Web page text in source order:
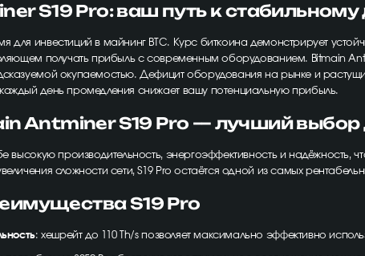
S19 Pro: ваш путь к стабильному
инвестиций в майнинг BTC. Курс биткоина демонстрирует
получать прибыль с современным оборудованием. Bitmain
окупаемостью. Дефицит оборудования на рынке и
день промедления снижает вашу потенциальную прибыль.
Antminer S19 Pro — лучший
высокую производительность, энергоэффективность и надёжность,
сложности сети, S19 Pro остаётся одной из самых
S19 Pro
: хешрейт до 110 Th/s позволяет максимально эффективно